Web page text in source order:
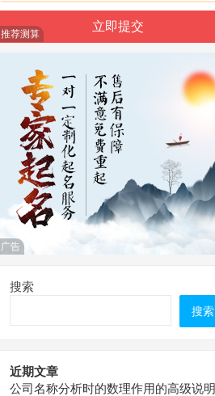
推荐测算
广告
搜索
搜索
近期文章
公司名称分析时的数理作用的高级说明